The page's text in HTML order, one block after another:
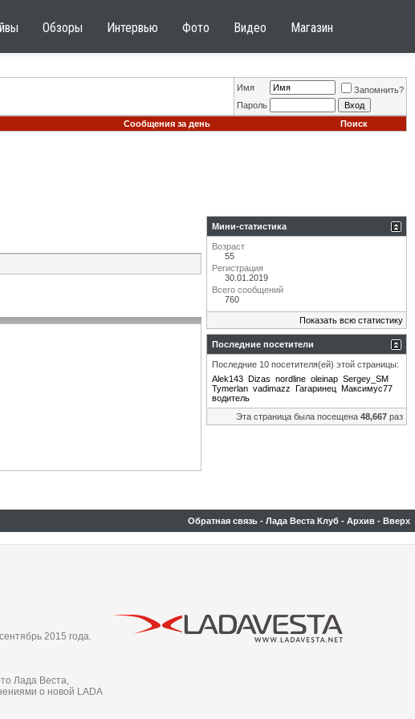
Обзоры Интервью Фото Видео Магазин
Имя
Запомнить?
Пароль
Сообщения за день Поиск
Мини-статистика
Возраст
55
Регистрация
30.01.2019
Всего сообщений
760
Показать всю статистику
Последние посетители
Последние 10 посетителя(ей) этой страницы:
Alek143 Dizas nordline oleinap Sergey_SM
Tymerlan vadimazz Гагаринец Максимус77
водитель
Эта страница была посещена 48,667 раз
Обратная связь - Лада Веста Клуб - Архив - Вверх
2015 года.
Лада Веста,
о новой LADA